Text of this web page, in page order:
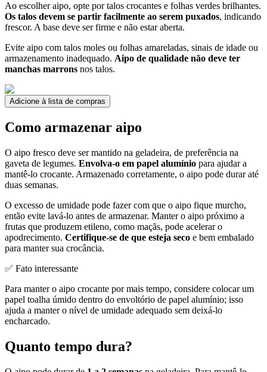
Ao escolher aipo, opte por talos crocantes e folhas verdes brilhantes.
Os talos devem se partir facilmente ao serem puxados, indicando
frescor. A base deve ser firme e não estar aberta.
Evite aipo com talos moles ou folhas amareladas, sinais de idade ou
armazenamento inadequado. Aipo de qualidade não deve ter
manchas marrons nos talos.
Adicione à lista de compras
Como armazenar aipo
O aipo fresco deve ser mantido na geladeira, de preferência na
gaveta de legumes. Envolva-o em papel alumínio para ajudar a
mantê-lo crocante. Armazenado corretamente, o aipo pode durar até
duas semanas.
O excesso de umidade pode fazer com que o aipo fique murcho,
então evite lavá-lo antes de armazenar. Manter o aipo próximo a
frutas que produzem etileno, como maçãs, pode acelerar o
apodrecimento. Certifique-se de que esteja seco e bem embalado
para manter sua crocância.
✅ Fato interessante
Para manter o aipo crocante por mais tempo, considere colocar um
papel toalha úmido dentro do envoltório de papel alumínio; isso
ajuda a manter o nível de umidade adequado sem deixá-lo
encharcado.
Quanto tempo dura?